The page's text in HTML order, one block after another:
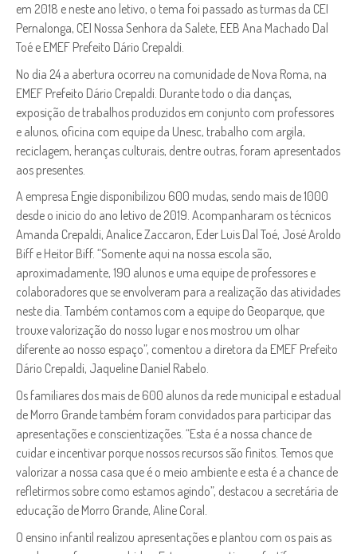
em 2018 e neste ano letivo, o tema foi passado as turmas da CEI
Pernalonga, CEI Nossa Senhora da Salete, EEB Ana Machado Dal
Toé e EMEF Prefeito Dário Crepaldi.
No dia 24 a abertura ocorreu na comunidade de Nova Roma, na
EMEF Prefeito Dário Crepaldi. Durante todo o dia danças,
exposição de trabalhos produzidos em conjunto com professores
e alunos, oficina com equipe da Unesc, trabalho com argila,
reciclagem, heranças culturais, dentre outras, foram apresentados
aos presentes.
A empresa Engie disponibilizou 600 mudas, sendo mais de 1000
desde o inicio do ano letivo de 2019. Acompanharam os técnicos
Amanda Crepaldi, Analice Zaccaron, Eder Luis Dal Toé, José Aroldo
Biff e Heitor Biff. “Somente aqui na nossa escola são,
aproximadamente, 190 alunos e uma equipe de professores e
colaboradores que se envolveram para a realização das atividades
neste dia. Também contamos com a equipe do Geoparque, que
trouxe valorização do nosso lugar e nos mostrou um olhar
diferente ao nosso espaço”, comentou a diretora da EMEF Prefeito
Dário Crepaldi, Jaqueline Daniel Rabelo.
Os familiares dos mais de 600 alunos da rede municipal e estadual
de Morro Grande também foram convidados para participar das
apresentações e conscientizações. “Esta é a nossa chance de
cuidar e incentivar porque nossos recursos são finitos. Temos que
valorizar a nossa casa que é o meio ambiente e esta é a chance de
refletirmos sobre como estamos agindo”, destacou a secretária de
educação de Morro Grande, Aline Coral.
O ensino infantil realizou apresentações e plantou com os pais as